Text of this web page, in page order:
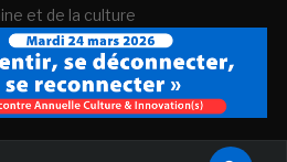
et de la culture